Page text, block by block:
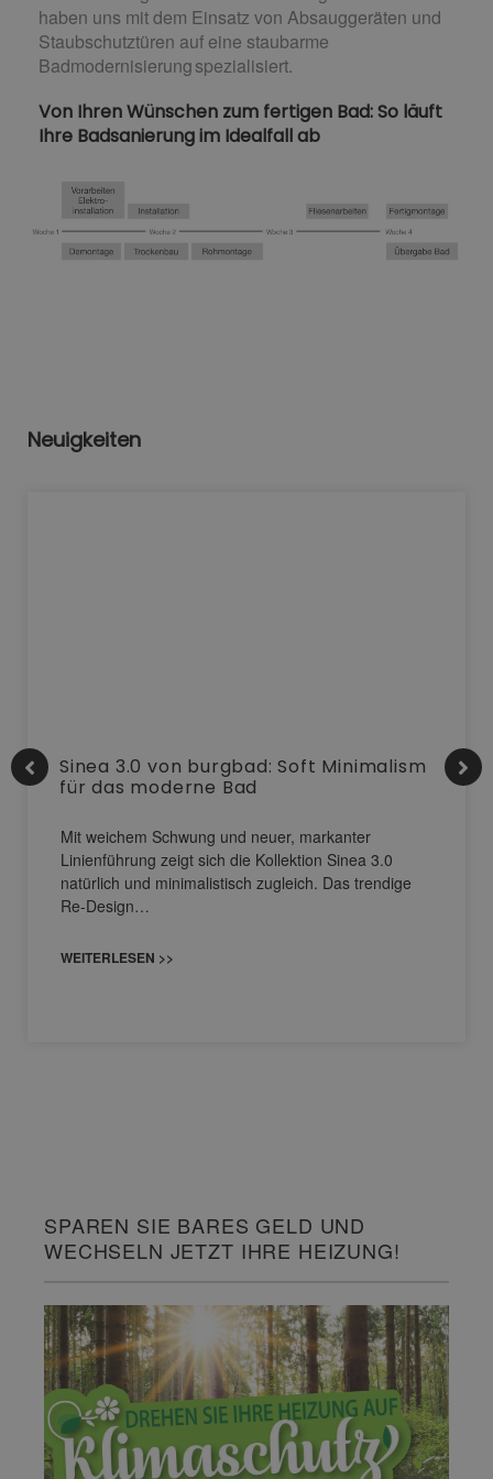
haben uns mit dem Einsatz von Absauggeräten und
Staubschutztüren auf eine staubarme
Badmodernisierung spezialisiert.
Von Ihren Wünschen zum fertigen Bad: So läuft
Ihre Badsanierung im Idealfall ab
Neuigkeiten
Sinea 3.0 von burgbad: Soft Minimalism
für das moderne Bad
Mit weichem Schwung und neuer, markanter
Linienführung zeigt sich die Kollektion Sinea 3.0
natürlich und minimalistisch zugleich. Das trendige
Re-Design…
WEITERLESEN >>
SPAREN SIE BARES GELD UND
WECHSELN JETZT IHRE HEIZUNG!